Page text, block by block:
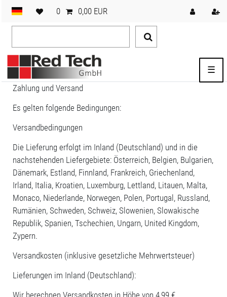
0 0,00 EUR
☰
Zahlung und Versand
Es gelten folgende Bedingungen:
Versandbedingungen
Die Lieferung erfolgt im Inland (Deutschland) und in die
nachstehenden Liefergebiete: Österreich, Belgien, Bulgarien,
Dänemark, Estland, Finnland, Frankreich, Griechenland,
Irland, Italia, Kroatien, Luxemburg, Lettland, Litauen, Malta,
Monaco, Niederlande, Norwegen, Polen, Portugal, Russland,
Rumänien, Schweden, Schweiz, Slowenien, Slowakische
Republik, Spanien, Tschechien, Ungarn, United Kingdom,
Zypern.
Versandkosten (inklusive gesetzliche Mehrwertsteuer)
Lieferungen im Inland (Deutschland):
Wir berechnen Versandkosten in Höhe von 4,99 €.